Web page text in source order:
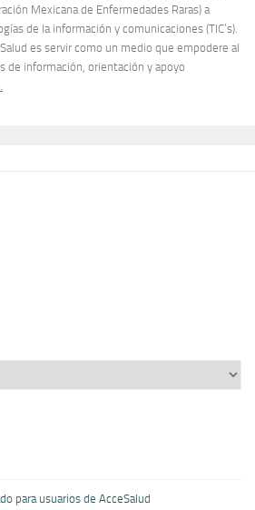
Mexicana de Enfermedades Raras) a
de la información y comunicaciones (TIC’s).
es servir como un medio que empodere al
de información, orientación y apoyo
para usuarios de AcceSalud